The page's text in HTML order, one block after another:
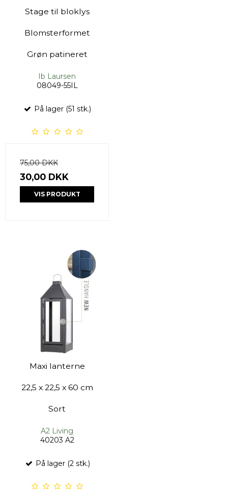
Stage til bloklys
Blomsterformet
Grøn patineret
Ib Laursen
08049-55IL
På lager (51 stk.)
75,00 DKK
30,00 DKK
VIS PRODUKT
Maxi lanterne
22,5 x 22,5 x 60 cm
Sort
A2 Living
40203 A2
På lager (2 stk.)